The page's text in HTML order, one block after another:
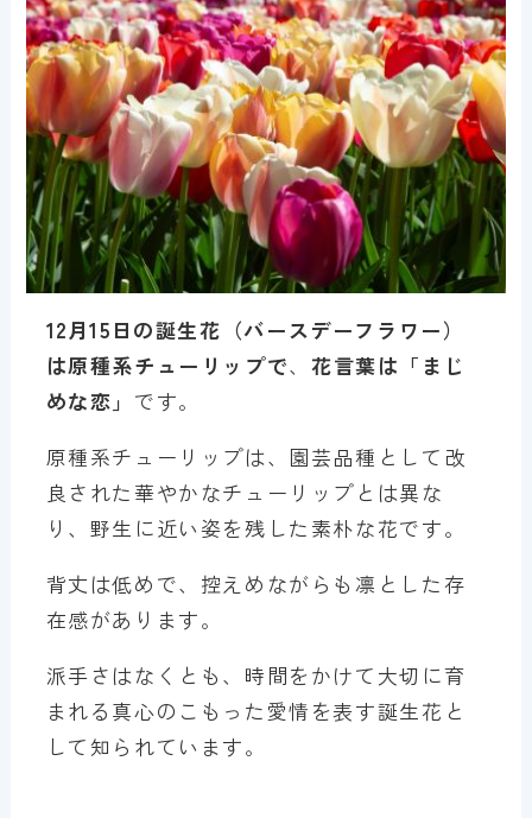
12月15 日の誕生花（バースデーフラワー）
は原種系チューリップで、 花言葉は「 まじ
めな恋 」 です。
原種系チューリップは、園芸品種として改
良された華やかなチューリップとは異な
り、野生に近い姿を残した素朴な花です。
背丈は低めで、控えめながらも凛とした存
在感があります。
派手さはなくとも、時間をかけて大切に育
まれる真心のこもった愛情を表す誕生花と
して知られています。